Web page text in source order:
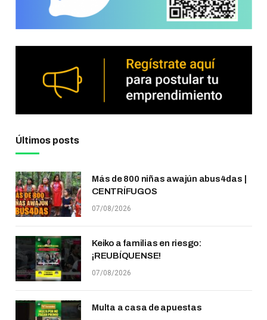
Últimos posts
Más de 800 niñas awajún abus4das |
CENTRÍFUGOS
07/08/2026
Keiko a familias en riesgo:
¡REUBÍQUENSE!
07/08/2026
Multa a casa de apuestas